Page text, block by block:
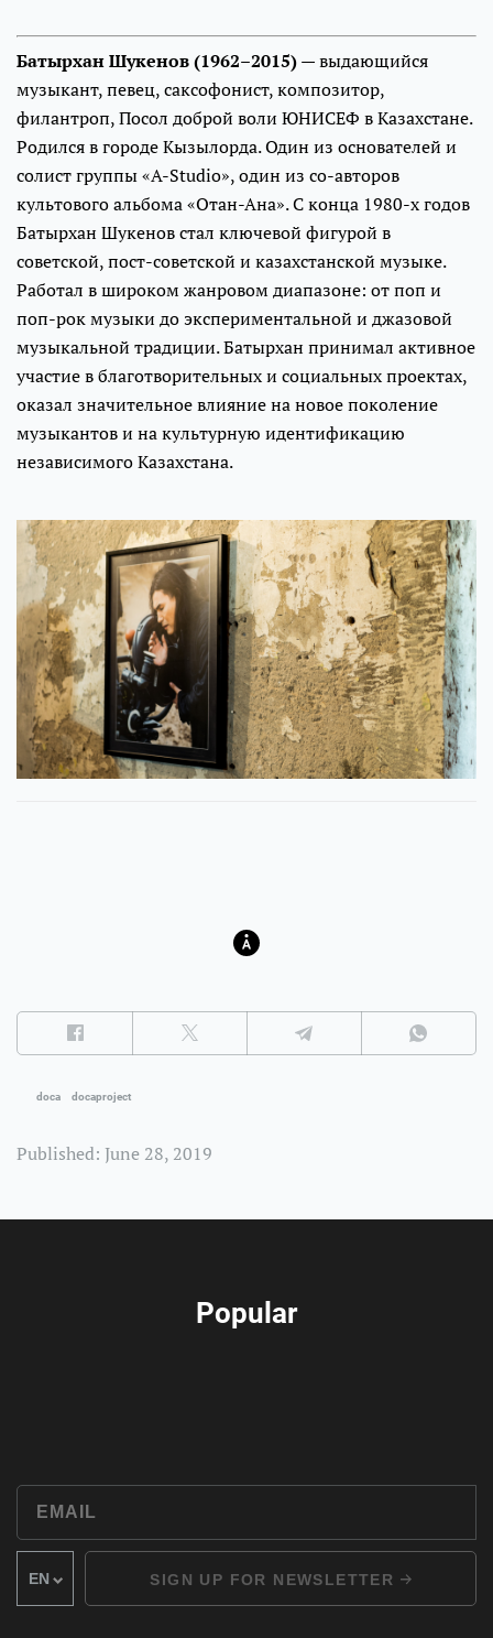
Батырхан Шукенов (1962–2015)— выдающийся
музыкант, певец, саксофонист, композитор,
филантроп, Посол доброй воли ЮНИСЕФ в Казахстане.
Родился в городе Кызылорда. Один из основателей и
солист группы «A-Studio», один из со-авторов
культового альбома «Отан-Ана». С конца 1980-х годов
Батырхан Шукенов стал ключевой фигурой в
советской, пост-советской и казахстанской музыке.
Работал в широком жанровом диапазоне: от поп и
поп-рок музыки до экспериментальной и джазовой
музыкальной традиции. Батырхан принимал активное
участие в благотворительных и социальных проектах,
оказал значительное влияние на новое поколение
музыкантов и на культурную идентификацию
независимого Казахстана.
doca docaproject
Published: June 28, 2019
Popular
SIGN UP FOR NEWSLETTER